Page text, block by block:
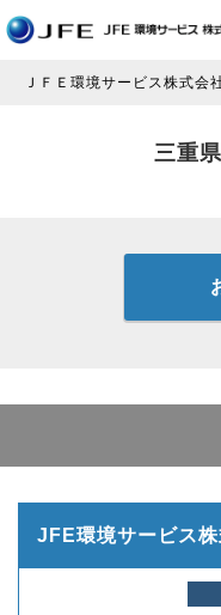
ＪＦＥ環境サービス株式会
三重
JFE環境サービス